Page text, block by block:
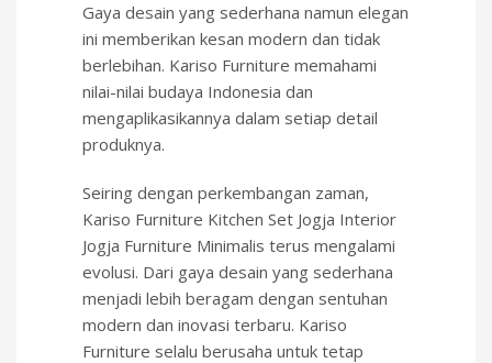
Gaya desain yang sederhana namun elegan
ini memberikan kesan modern dan tidak
berlebihan. Kariso Furniture memahami
nilai-nilai budaya Indonesia dan
mengaplikasikannya dalam setiap detail
produknya.
Seiring dengan perkembangan zaman,
Kariso Furniture Kitchen Set Jogja Interior
Jogja Furniture Minimalis terus mengalami
evolusi. Dari gaya desain yang sederhana
menjadi lebih beragam dengan sentuhan
modern dan inovasi terbaru. Kariso
Furniture selalu berusaha untuk tetap